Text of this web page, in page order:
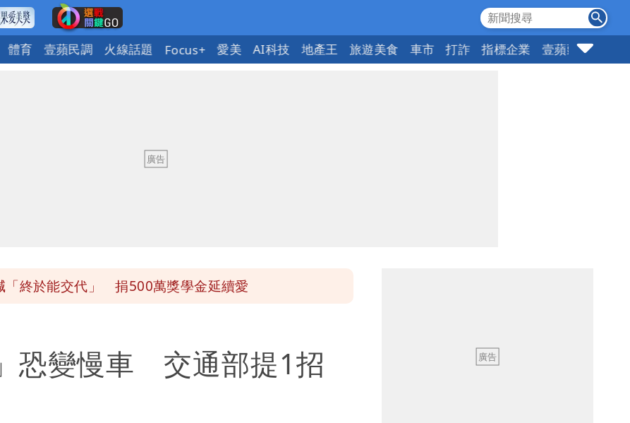
體育 壹蘋民調 火線話題 Focus+ 愛美 AI科技 地產王 旅遊美食 車市 打詐 指標企業 壹蘋頭家
「終於能交代」 捐500萬獎學金延續愛
重金再買一整桌卡盒
恐變慢車 交通部提1招